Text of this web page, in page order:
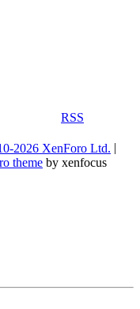
RSS
2026 XenForo Ltd.
theme by xenfocus